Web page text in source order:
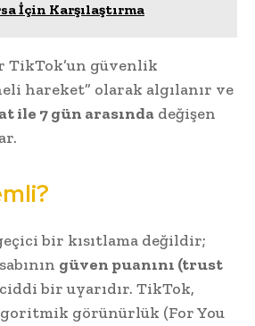
İçin Karşılaştırma
güvenlik
hareket” olarak algılanır ve
ile 7 gün arasında değişen
bir kısıtlama değildir;
güven puanını (trust
bir uyarıdır. TikTok,
görünürlük (For You